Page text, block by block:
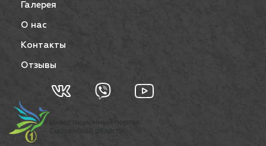
Галерея
О нас
Контакты
Отзывы